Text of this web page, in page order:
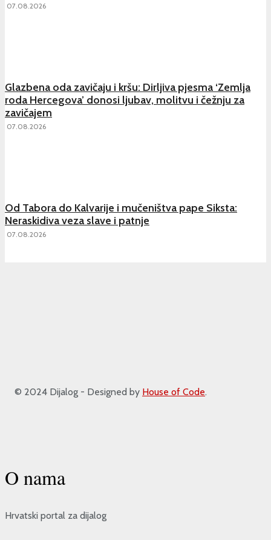
07.08.2026
Glazbena oda zavičaju i kršu: Dirljiva pjesma ‘Zemlja
roda Hercegova’ donosi ljubav, molitvu i čežnju za
zavičajem
07.08.2026
Od Tabora do Kalvarije i mučeništva pape Siksta:
Neraskidiva veza slave i patnje
07.08.2026
© 2024 Dijalog - Designed by House of Code.
O nama
Hrvatski portal za dijalog